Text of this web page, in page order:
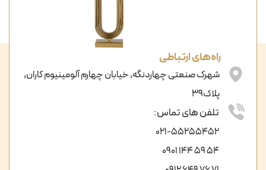
راه‌های ارتباطی
شهرک صنعتی چهاردنگه, خیابان چهارم آلومینیوم کاران,
پلاک39
تلفن های تماس:
021-55255452
54 59 144 0901